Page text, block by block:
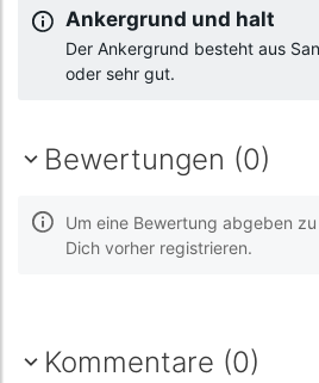
Ankergrund und halt
Der Ankergrund besteht aus
oder sehr gut.
Bewertungen (0)
Um eine Bewertung abgeben
Dich vorher registrieren.
Kommentare (0)